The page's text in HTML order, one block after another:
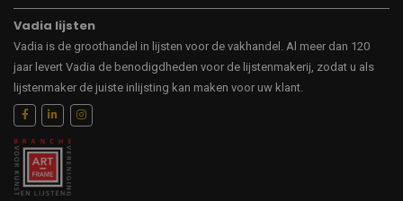
Vadia lijsten
Vadia is de groothandel in lijsten voor de vakhandel. Al meer dan 120
jaar levert Vadia de benodigdheden voor de lijstenmakerij, zodat u als
lijstenmaker de juiste inlijsting kan maken voor uw klant.